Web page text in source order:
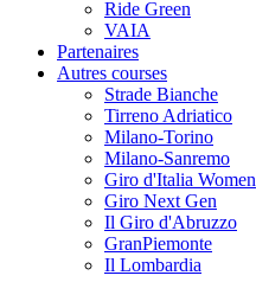
Ride Green
VAIA
Partenaires
Autres courses
Strade Bianche
Tirreno Adriatico
Milano-Torino
Milano-Sanremo
Giro d'Italia Women
Giro Next Gen
Il Giro d'Abruzzo
GranPiemonte
Il Lombardia